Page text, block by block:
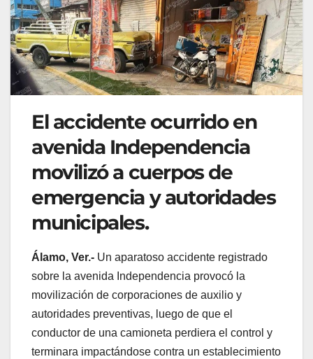
El accidente ocurrido en
avenida Independencia
movilizó a cuerpos de
emergencia y autoridades
municipales.
Álamo, Ver.- Un aparatoso accidente registrado
sobre la avenida Independencia provocó la
movilización de corporaciones de auxilio y
autoridades preventivas, luego de que el
conductor de una camioneta perdiera el control y
terminara impactándose contra un establecimiento